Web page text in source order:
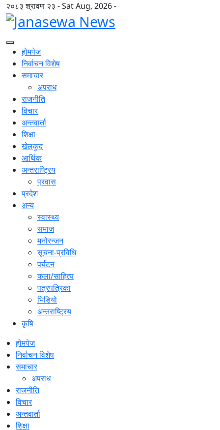
२०८३ श्रावण २३ - Sat Aug, 2026 -
होमपेज
निर्वाचन विशेष
समाचार
अपराध
राजनीति
विचार
अन्तवार्ता
शिक्षा
खेलकुद
आर्थिक
अन्तराष्ट्रिय
प्रवास
प्रदेश
अन्य
स्वास्थ्य
समाज
मनोरन्जन
सूचना-प्रविधि
पर्यटन
कला/साहित्य
पत्रपत्रिका
भिडियो
अन्तराष्ट्रिय
कृषि
होमपेज
निर्वाचन विशेष
समाचार
अपराध
राजनीति
विचार
अन्तवार्ता
शिक्षा